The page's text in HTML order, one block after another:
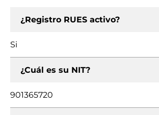
¿Registro RUES activo?
Si
¿Cuál es su NIT?
901365720